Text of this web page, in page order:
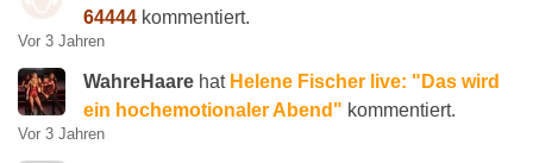
64444 kommentiert.
Vor 3 Jahren
WahreHaare hat Helene Fischer live: "Das wird
ein hochemotionaler Abend" kommentiert.
Vor 3 Jahren